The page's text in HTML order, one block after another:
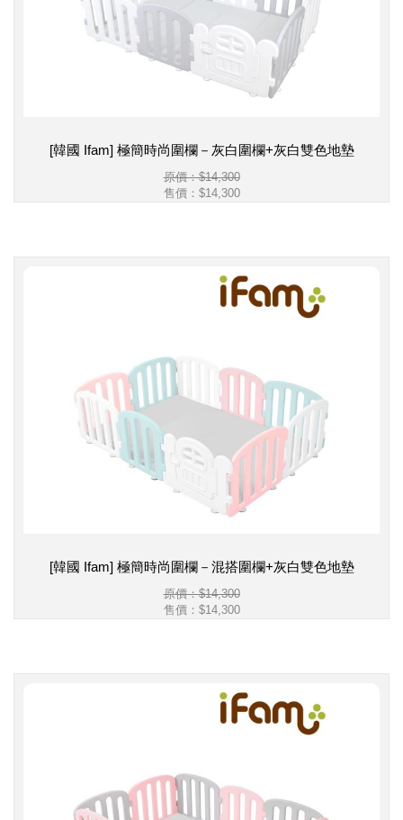
[韓國 Ifam] 極簡時尚圍欄－灰白圍欄+灰白雙色地墊
原價：$14,300
售價： $14,300
[韓國 Ifam] 極簡時尚圍欄－混搭圍欄+灰白雙色地墊
原價：$14,300
售價： $14,300